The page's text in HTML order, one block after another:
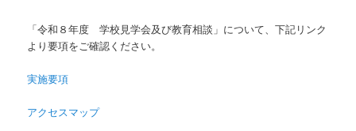
ツ
へ
移
「令和８年度 学校見学会及び教育相談」について、下記リンク
より要項をご確認ください。
実施要項
アクセスマップ